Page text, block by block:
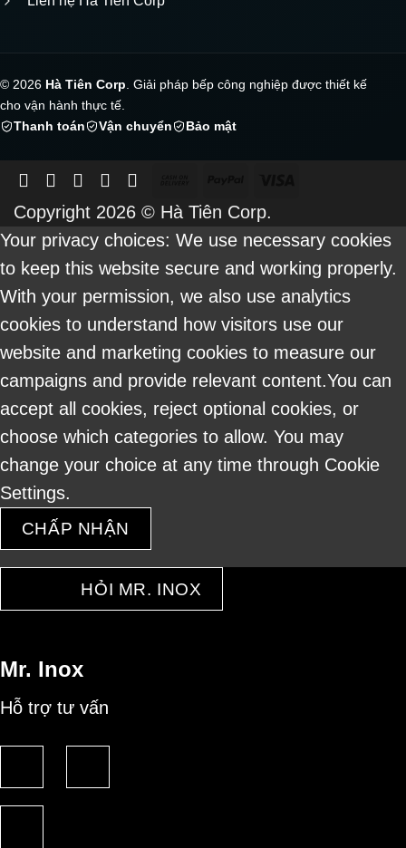
© 2026 Hà Tiên Corp . Giải pháp bếp công nghiệp được thiết kế
cho vận hành thực tế.
Thanh toán
Vận chuyển Bảo mật
On
Delivery
Copyright 2026 © Hà Tiên Corp.
Your privacy choices: We use necessary cookies
to keep this website secure and working properly.
With your permission, we also use analytics
cookies to understand how visitors use our
website and marketing cookies to measure our
campaigns and provide relevant content.You can
accept all cookies, reject optional cookies, or
choose which categories to allow. You may
change your choice at any time through Cookie
Settings.
CHẤP NHẬN
HỎI MR. INOX
Mr. Inox
Hỗ trợ tư vấn